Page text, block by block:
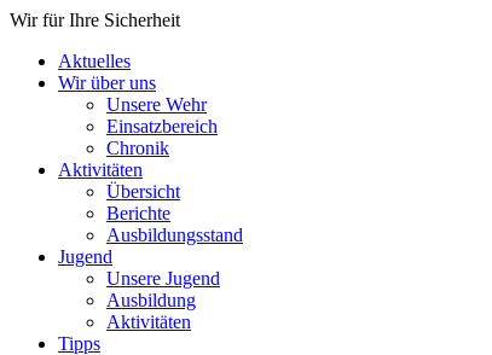
Wir für Ihre Sicherheit
Aktuelles
Wir über uns
Unsere Wehr
Einsatzbereich
Chronik
Aktivitäten
Übersicht
Berichte
Ausbildungsstand
Jugend
Unsere Jugend
Ausbildung
Aktivitäten
Tipps